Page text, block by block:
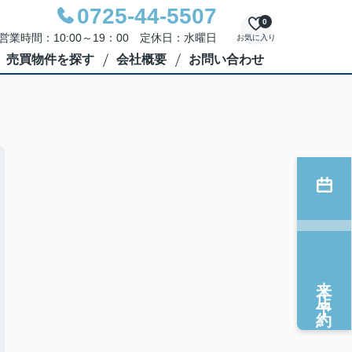
0725-44-5507
業時間：10:00～19：00 定休日：水曜日 お気に入り
0
売買物件を探す 会社概要 お問い合わせ
来店予約